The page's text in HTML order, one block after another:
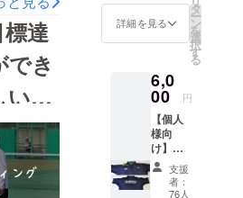
さい！
になる
ンボジ
コーチ
フトテ
いし
学校へ
くる活
行っ
カンボ
った日
スとい
標達
き
い目
張り
かもし
れませ
社）へ
感謝の
気持ち
を伝え
る様子
をビデ
オに収
めてお
送りし
書きの
サンク
スレ
ターを
しま
す。彼
らは日
本語を
書くこ
とはで
きませ
んが、
英語・
詳細を見る
タ
ー
ン
を
選
択
す
る
6,0
00 円
【個人
様向
け】カ
ンボジ
アソフ
トテニ
支援
者：
76人